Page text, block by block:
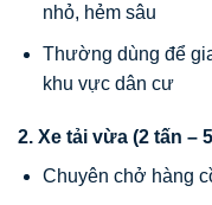
nhỏ, hẻm sâu
Thường dùng để
khu vực dân cư
2. Xe tải vừa (2 tấn –
Chuyên chở hàng